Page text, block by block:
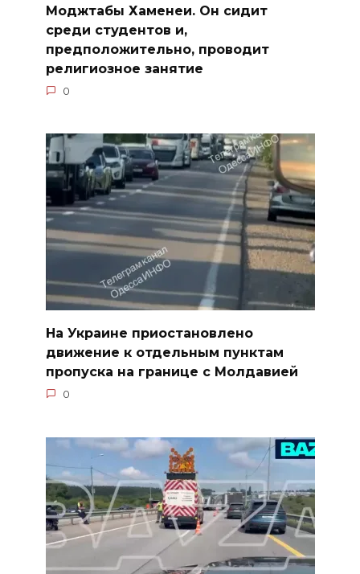
Моджтабы Хаменеи. Он сидит
среди студентов и,
предположительно, проводит
религиозное занятие
0
На Украине приостановлено
движение к отдельным пунктам
пропуска на границе с Молдавией
0